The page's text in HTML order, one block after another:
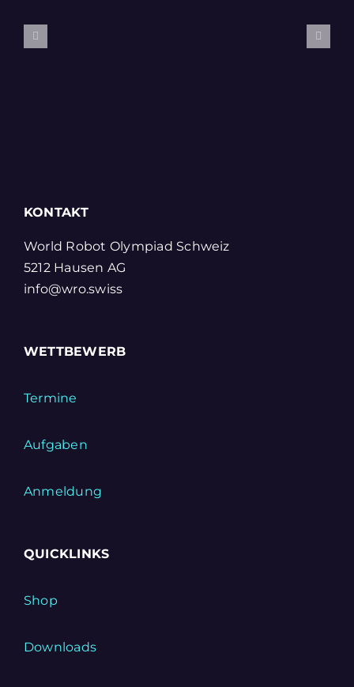
KONTAKT
World Robot Olympiad Schweiz
5212 Hausen AG
info@wro.swiss
WETTBEWERB
Termine
Aufgaben
Anmeldung
QUICKLINKS
Shop
Downloads